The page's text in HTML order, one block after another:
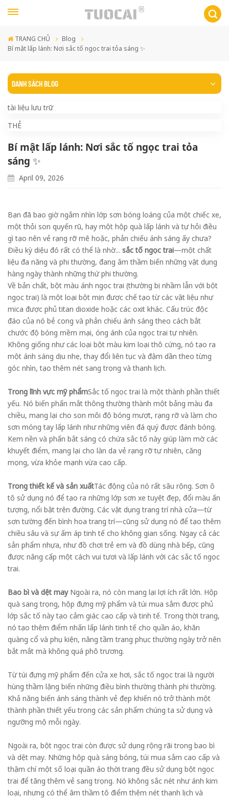
TRANG CHỦ
Blog
Bí mật lấp lánh: Nơi sắc tố ngọc trai tỏa sáng ✨
DANH SÁCH BLOG
tài liệu lưu trữ
THẺ
Bí mật lấp lánh: Nơi sắc tố ngọc trai tỏa
sáng ✨
April 09, 2026
Bạn đã bao giờ ngắm nhìn lớp sơn bóng loáng của một chiếc xe,
một thỏi son quyến rũ, hay một hộp quà lấp lánh và tự hỏi điều
gì tạo nên vẻ rạng rỡ mê hoặc, phản chiếu ánh sáng ấy chưa?
Điều kỳ diệu đó rất có thể là nhờ... sắc tố ngọc trai—một chất
liệu đa năng và phi thường, đang âm thầm biến những vật dụng
hàng ngày thành những thứ phi thường.
Về bản chất, bột màu ánh ngọc trai (thường bị nhầm lẫn với bột
ngọc trai) là một loại bột mịn được chế tạo từ các vật liệu như
mica được phủ titan dioxide hoặc các oxit khác. Cấu trúc độc
đáo của nó bẻ cong và phản chiếu ánh sáng theo cách bắt
chước độ bóng mềm mại, óng ánh của ngọc trai tự nhiên.
Không giống như các loại bột màu kim loại thô cứng, nó tạo ra
một ánh sáng dịu nhẹ, thay đổi liên tục và đậm dần theo từng
góc nhìn, tạo thêm nét sang trọng và thanh lịch.
Trong lĩnh vực mỹ phẩmSắc tố ngọc trai là một thành phần thiết
yếu. Nó biến phấn mắt thông thường thành một bảng màu đa
chiều, mang lại cho son môi độ bóng mượt, rạng rỡ và làm cho
sơn móng tay lấp lánh như những viên đá quý được đánh bóng.
Kem nền và phấn bắt sáng có chứa sắc tố này giúp làm mờ các
khuyết điểm, mang lại cho làn da vẻ rạng rỡ tự nhiên, căng
mọng, vừa khỏe mạnh vừa cao cấp.
Trong thiết kế và sản xuấtTác động của nó rất sâu rộng. Sơn ô
tô sử dụng nó để tạo ra những lớp sơn xe tuyệt đẹp, đổi màu ấn
tượng, nổi bật trên đường. Các vật dụng trang trí nhà cửa—từ
sơn tường đến bình hoa trang trí—cũng sử dụng nó để tạo thêm
chiều sâu và sự ấm áp tinh tế cho không gian sống. Ngay cả các
sản phẩm nhựa, như đồ chơi trẻ em và đồ dùng nhà bếp, cũng
được nâng cấp một cách vui tươi và lấp lánh với các sắc tố ngọc
trai.
Bao bì và dệt mayNgoài ra, nó còn mang lại lợi ích rất lớn. Hộp
quà sang trọng, hộp đựng mỹ phẩm và túi mua sắm được phủ
lớp sắc tố này tạo cảm giác cao cấp và tinh tế. Trong thời trang,
nó tạo thêm điểm nhấn lấp lánh tinh tế cho quần áo, khăn
quàng cổ và phụ kiện, nâng tầm trang phục thường ngày trở nên
bắt mắt mà không quá phô trương.
Từ túi đựng mỹ phẩm đến cửa xe hơi, sắc tố ngọc trai là người
hùng thầm lặng biến những điều bình thường thành phi thường.
Khả năng biến ánh sáng thành vẻ đẹp khiến nó trở thành một
thành phần thiết yếu trong các sản phẩm chúng ta sử dụng và
ngưỡng mộ mỗi ngày.
Ngoài ra, bột ngọc trai còn được sử dụng rộng rãi trong bao bì
và dệt may. Những hộp quà sáng bóng, túi mua sắm cao cấp và
thậm chí một số loại quần áo thời trang đều sử dụng bột ngọc
trai để tăng thêm vẻ sang trọng. Nó không sắc nét như ánh kim
loại, nhưng có thể âm thầm tô điểm thêm nét thanh lịch và